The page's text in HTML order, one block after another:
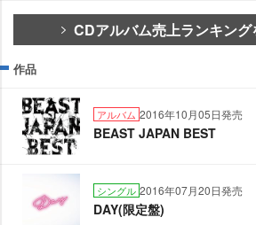
CDアルバム売上ランキン
作品
アルバム 2016年10月05日発売
BEAST JAPAN BEST
シングル 2016年07月20日発売
DAY(限定盤)